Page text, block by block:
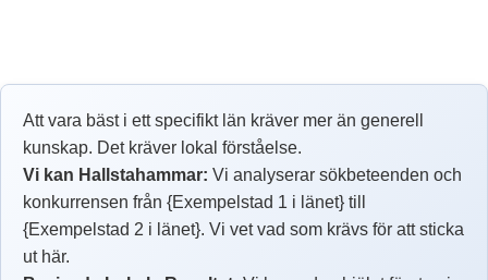
Att vara bäst i ett specifikt län kräver mer än generell
kunskap. Det kräver lokal förståelse.
Vi kan Hallstahammar: Vi analyserar sökbeteenden och
konkurrensen från {Exempelstad 1 i länet} till
{Exempelstad 2 i länet}. Vi vet vad som krävs för att sticka
ut här.